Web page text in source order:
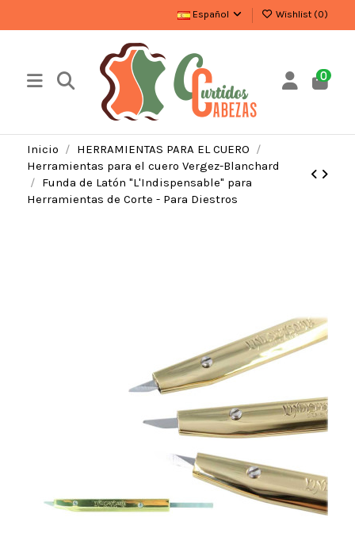
Español Wishlist (0)
0
Inicio
HERRAMIENTAS PARA EL CUERO
Herramientas para el cuero Vergez-Blanchard
Funda de Latón "L'Indispensable" para
Herramientas de Corte - Para Diestros